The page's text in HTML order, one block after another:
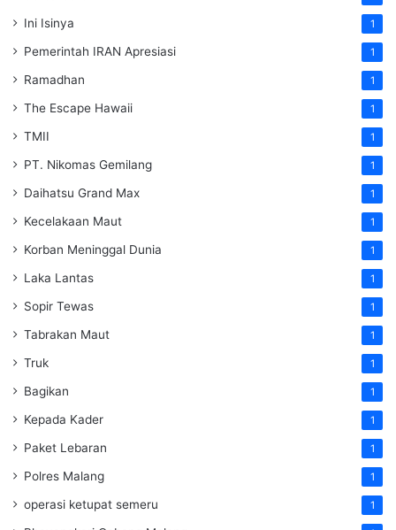
Ini Isinya 1
Pemerintah IRAN Apresiasi 1
Ramadhan 1
The Escape Hawaii 1
TMII 1
PT. Nikomas Gemilang 1
Daihatsu Grand Max 1
Kecelakaan Maut 1
Korban Meninggal Dunia 1
Laka Lantas 1
Sopir Tewas 1
Tabrakan Maut 1
Truk 1
Bagikan 1
Kepada Kader 1
Paket Lebaran 1
Polres Malang 1
operasi ketupat semeru 1